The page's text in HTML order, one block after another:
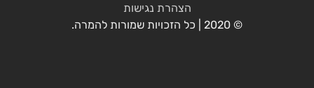
הצהרת נגישות
© 2020 | כל הזכויות שמורות להמרה.